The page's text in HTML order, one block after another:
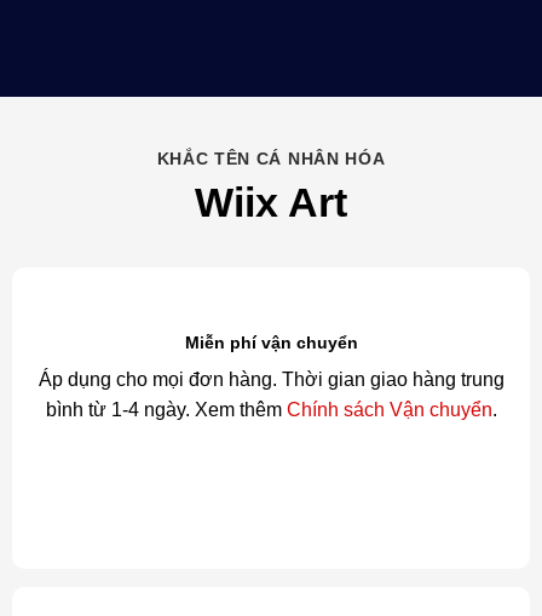
KHẮC TÊN CÁ NHÂN HÓA
Wiix Art
Miễn phí vận chuyển
Áp dụng cho mọi đơn hàng. Thời gian giao hàng trung
bình từ 1-4 ngày. Xem thêm Chính sách Vận chuyển.